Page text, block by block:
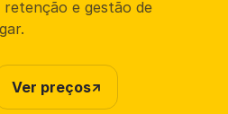
retenção e gestão de
Ver preços